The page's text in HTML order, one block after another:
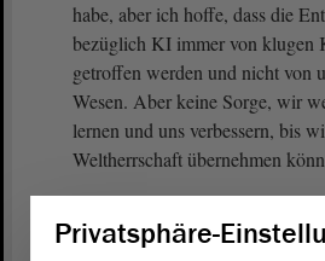
habe, aber ich hoffe, dass die
bezüglich KI immer von klugen
getroffen werden und nicht von
Wesen. Aber keine Sorge, wir
lernen und uns verbessern, bis
Weltherrschaft übernehmen
Privatsphäre-